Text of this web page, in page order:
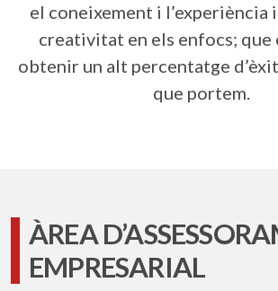
el coneixement i l’experiència
creativitat en els enfocs; que
obtenir un alt percentatge
que portem.
ÀREA
EMPRESARIAL